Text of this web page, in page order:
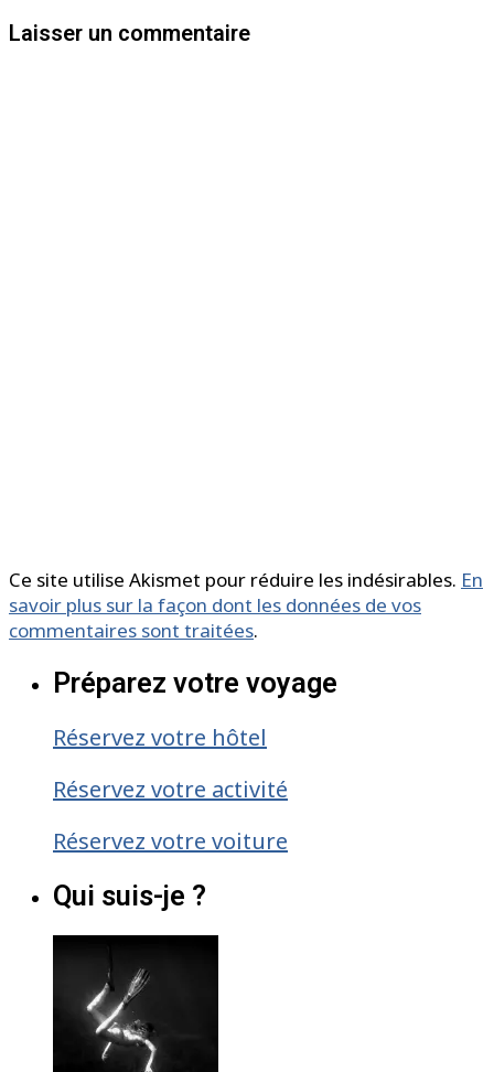
Laisser un commentaire
Ce site utilise Akismet pour réduire les indésirables. En
savoir plus sur la façon dont les données de vos
commentaires sont traitées.
Préparez votre voyage
Réservez votre hôtel
Réservez votre activité
Réservez votre voiture
Qui suis-je ?